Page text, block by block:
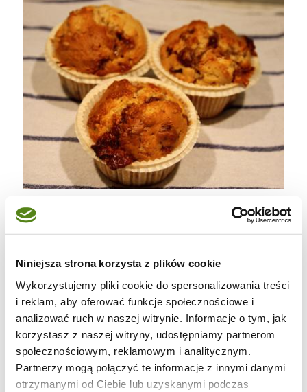
Niniejsza strona korzysta z plików cookie
Wykorzystujemy pliki cookie do spersonalizowania treści
i reklam, aby oferować funkcje społecznościowe i
analizować ruch w naszej witrynie. Informacje o tym, jak
korzystasz z naszej witryny, udostępniamy partnerom
społecznościowym, reklamowym i analitycznym.
Partnerzy mogą połączyć te informacje z innymi danymi
otrzymanymi od Ciebie lub uzyskanymi podczas